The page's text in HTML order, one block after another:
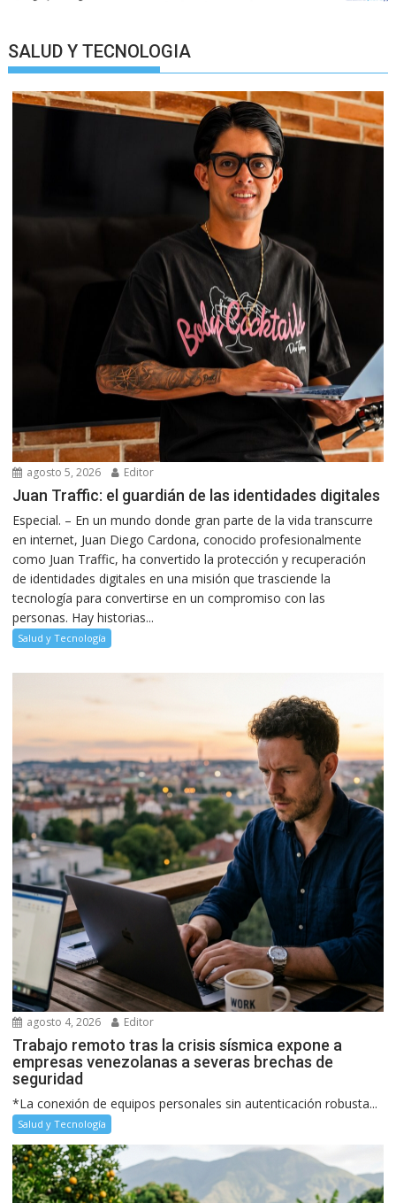
SALUD Y TECNOLOGIA
agosto 5, 2026 Editor
Juan Traffic: el guardián de las identidades digitales
Especial. – En un mundo donde gran parte de la vida transcurre
en internet, Juan Diego Cardona, conocido profesionalmente
como Juan Traffic, ha convertido la protección y recuperación
de identidades digitales en una misión que trasciende la
tecnología para convertirse en un compromiso con las
personas. Hay historias...
Salud y Tecnología
agosto 4, 2026 Editor
Trabajo remoto tras la crisis sísmica expone a
empresas venezolanas a severas brechas de
seguridad
*La conexión de equipos personales sin autenticación robusta...
Salud y Tecnología